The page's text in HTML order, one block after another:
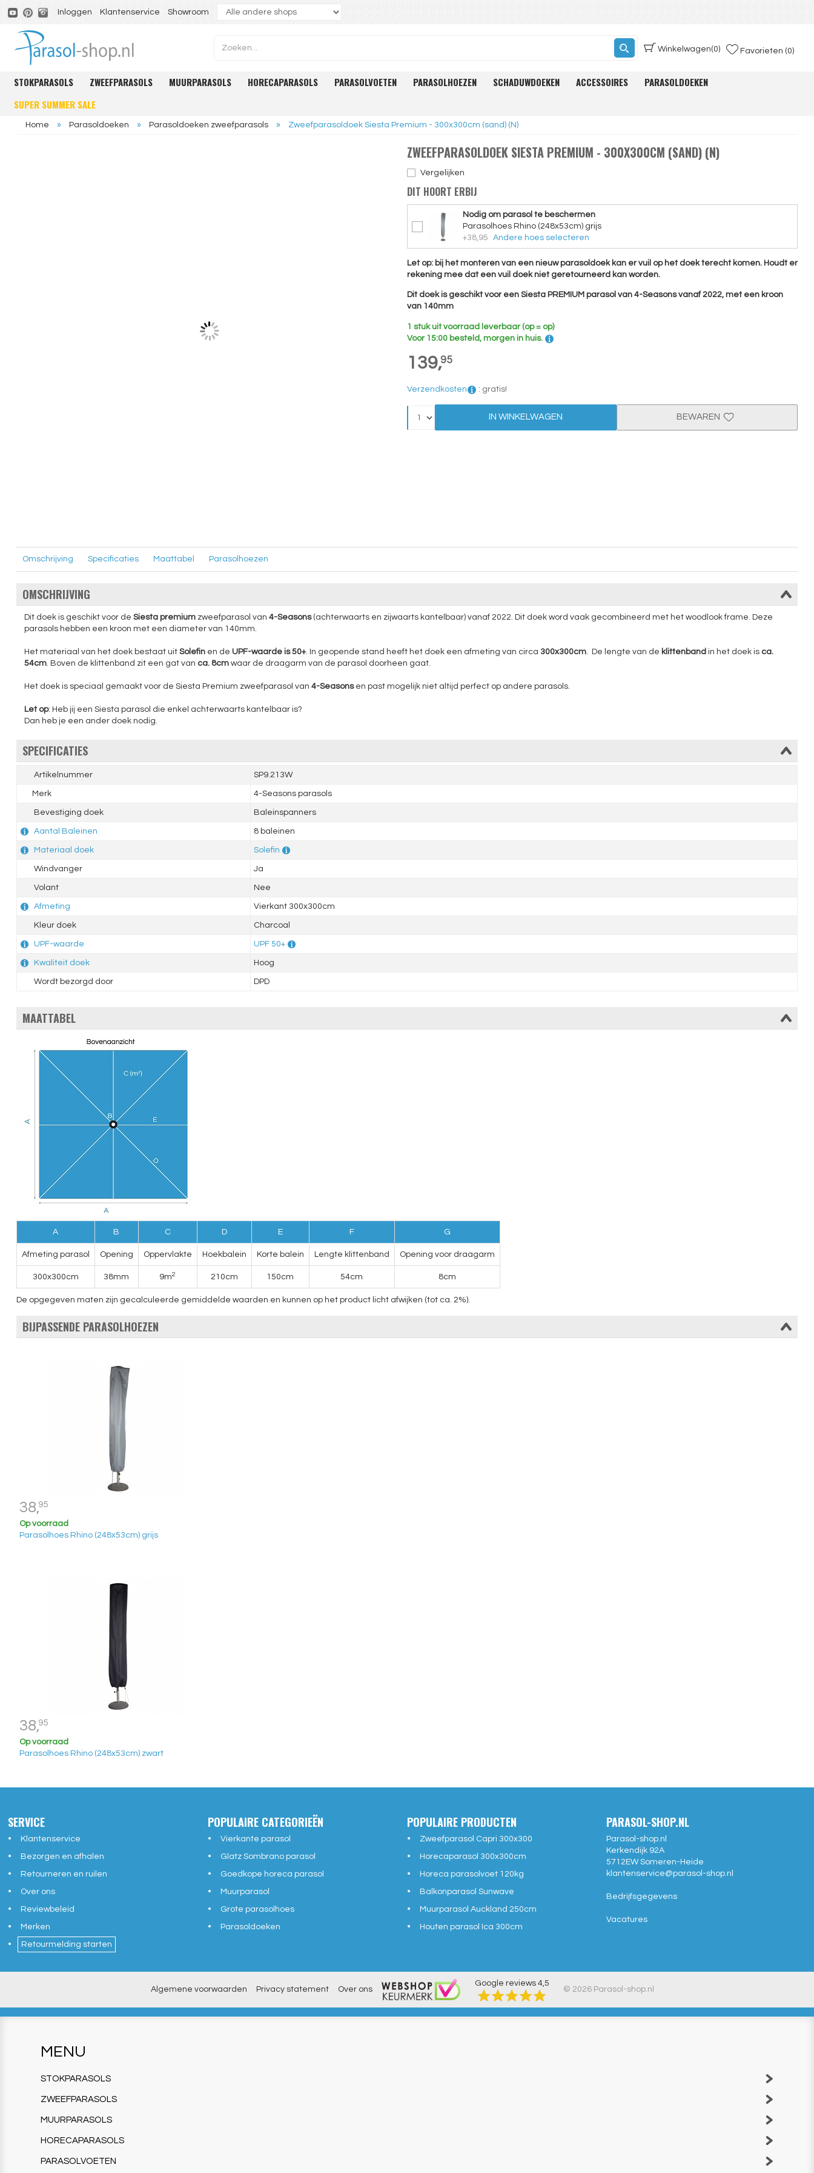
Inloggen Klantenservice Showroom
Winkelwagen(0) Favorieten (0)
STOKPARASOLS ZWEEFPARASOLS MUURPARASOLS HORECAPARASOLS PARASOLVOETEN PARASOLHOEZEN SCHADUWDOEKEN ACCESSOIRES
PARASOLDOEKEN
SUPER SUMMER SALE
Home » Parasoldoeken » Parasoldoeken zweefparasols » Zweefparasoldoek Siesta Premium - 300x300cm (sand) (N)
ZWEEFPARASOLDOEK SIESTA PREMIUM - 300X300CM (SAND) (N)
Vergelijken
DIT HOORT ERBIJ
Nodig om parasol te beschermen
Parasolhoes Rhino (248x53cm) grijs
+38,95
Andere hoes selecteren
Let op: bij het monteren van een nieuw parasoldoek kan er vuil op het doek terecht komen. Houdt er
rekening mee dat een vuil doek niet geretourneerd kan worden.
Dit doek is geschikt voor een Siesta PREMIUM parasol van 4-Seasons vanaf 2022, met een kroon
van 140mm
1 stuk uit voorraad leverbaar (op = op)
Voor 15:00 besteld, morgen in huis.
139,95
Verzendkosten : gratis!
IN WINKELWAGEN BEWAREN
Omschrijving Specificaties Maattabel Parasolhoezen
OMSCHRIJVING
Dit doek is geschikt voor de Siesta premiumzweefparasol van 4-Seasons(achterwaarts en zijwaarts kantelbaar) vanaf 2022. Dit doek word vaak gecombineerd met het woodlook frame. Deze
parasols hebben een kroon met een diameter van 140mm.
Het materiaal van het doek bestaat uit Solefinen de UPF-waarde is 50+. In geopende stand heeft het doek een afmeting van circa 300x300cm. De lengte van de klittenband in het doek is ca.
54cm. Boven de klittenband zit een gat van ca. 8cmwaar de draagarm van de parasol doorheen gaat.
Het doek is speciaal gemaakt voor de Siesta Premium zweefparasol van 4-Seasonsen past mogelijk niet altijd perfect op andere parasols.
Let op: Heb jij een Siesta parasol die enkel achterwaarts kantelbaar is?
Dan heb je een ander doek nodig.
SPECIFICATIES
Artikelnummer SP9.213W
Merk 4-Seasons parasols
Bevestiging doek Baleinspanners
Aantal Baleinen 8 baleinen
Materiaal doek Solefin
Windvanger Ja
Volant Nee
Afmeting Vierkant 300x300cm
Kleur doek Charcoal
UPF-waarde UPF 50+
Kwaliteit doek Hoog
Wordt bezorgd door DPD
MAATTABEL
A B C D E F G
Afmeting parasol Opening Oppervlakte Hoekbalein Korte balein Lengte klittenband Opening voor draagarm
300x300cm 38mm 9m2 210cm 150cm 54cm 8cm
De opgegeven maten zijn gecalculeerde gemiddelde waarden en kunnen op het product licht afwijken (tot ca. 2%).
BIJPASSENDE PARASOLHOEZEN
38,95
Op voorraad
Parasolhoes Rhino (248x53cm) grijs
38,95
Op voorraad
Parasolhoes Rhino (248x53cm) zwart
SERVICE
Klantenservice
Bezorgen en afhalen
Retourneren en ruilen
Over ons
Reviewbeleid
Merken
Retourmelding starten
POPULAIRE CATEGORIEËN
Vierkante parasol
Glatz Sombrano parasol
Goedkope horeca parasol
Muurparasol
Grote parasolhoes
Parasoldoeken
POPULAIRE PRODUCTEN
Zweefparasol Capri 300x300
Horecaparasol 300x300cm
Horeca parasolvoet 120kg
Balkonparasol Sunwave
Muurparasol Auckland 250cm
Houten parasol Ica 300cm
PARASOL-SHOP.NL
Parasol-shop.nl
Kerkendijk 92A
5712EW Someren-Heide
klantenservice@parasol-shop.nl
Bedrijfsgegevens
Vacatures
Algemene voorwaarden Privacy statement Over ons
Google reviews 4,5
© 2026 Parasol-shop.nl
MENU
STOKPARASOLS
ZWEEFPARASOLS
MUURPARASOLS
HORECAPARASOLS
PARASOLVOETEN